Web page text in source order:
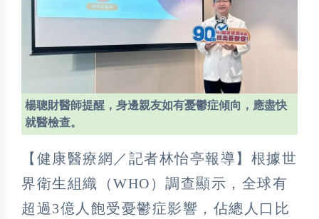
楊聰財醫師提醒，身邊親友如有憂鬱症傾向，應盡快
就醫檢查。
【健康醫療網／記者林怡亭報導】根據世
界衛生組織（WHO）調查顯示，全球有
超過3億人飽受憂鬱症影響，佔總人口比